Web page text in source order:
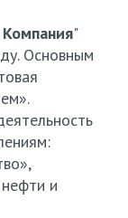
"
Основным
и